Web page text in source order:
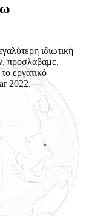
ιδιωτική
προσλάβαμε,
εργατικό
2022.